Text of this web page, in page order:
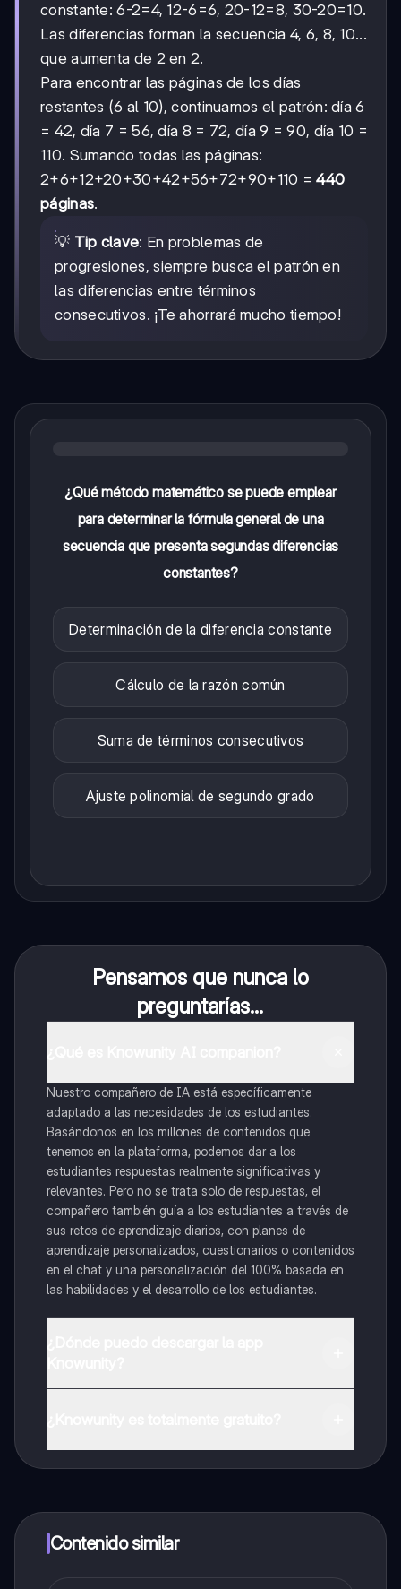
constante: 6-2=4, 12-6=6, 20-12=8, 30-20=10.
Las diferencias forman la secuencia 4, 6, 8, 10...
que aumenta de 2 en 2.
Para encontrar las páginas de los días
restantes (6 al 10), continuamos el patrón: día 6
= 42, día 7 = 56, día 8 = 72, día 9 = 90, día 10 =
110. Sumando todas las páginas:
2+6+12+20+30+42+56+72+90+110 =440
páginas.
💡 Tip clave: En problemas de
progresiones, siempre busca el patrón en
las diferencias entre términos
consecutivos. ¡Te ahorrará mucho tiempo!
¿Qué método matemático se puede emplear
para determinar la fórmula general de una
secuencia que presenta segundas diferencias
constantes?
Determinación de la diferencia constante
Cálculo de la razón común
Suma de términos consecutivos
Ajuste polinomial de segundo grado
Pensamos que nunca lo
preguntarías...
Nuestro compañero de IA está específicamente
adaptado a las necesidades de los estudiantes.
Basándonos en los millones de contenidos que
tenemos en la plataforma, podemos dar a los
estudiantes respuestas realmente significativas y
relevantes. Pero no se trata solo de respuestas, el
compañero también guía a los estudiantes a través de
sus retos de aprendizaje diarios, con planes de
aprendizaje personalizados, cuestionarios o contenidos
en el chat y una personalización del 100% basada en
las habilidades y el desarrollo de los estudiantes.
a determinadas funciones.
Contenido similar